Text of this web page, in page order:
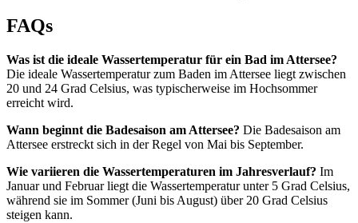
FAQs
Was ist die ideale Wassertemperatur für ein Bad im Attersee?
Die ideale Wassertemperatur zum Baden im Attersee liegt zwischen
20 und 24 Grad Celsius, was typischerweise im Hochsommer
erreicht wird.
Wann beginnt die Badesaison am Attersee? Die Badesaison am
Attersee erstreckt sich in der Regel von Mai bis September.
Wie variieren die Wassertemperaturen im Jahresverlauf? Im
Januar und Februar liegt die Wassertemperatur unter 5 Grad Celsius,
während sie im Sommer (Juni bis August) über 20 Grad Celsius
steigen kann.